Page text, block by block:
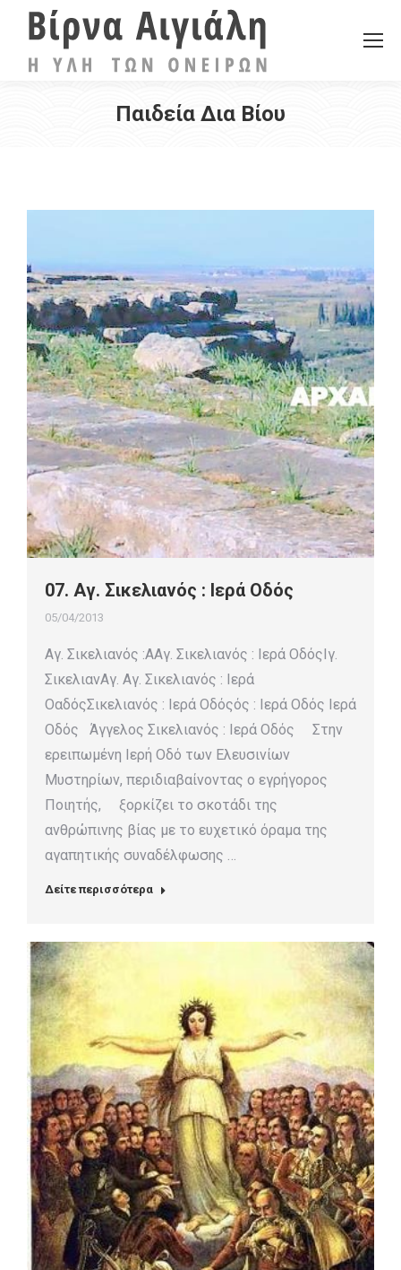
Παιδεία Δια Βίου
07. Αγ. Σικελιανός : Ιερά Οδός
05/04/2013
Αγ. Σικελιανός :ΑΑγ. Σικελιανός : Ιερά ΟδόςΙγ.
ΣικελιανΑγ. Αγ. Σικελιανός : Ιερά
ΟαδόςΣικελιανός : Ιερά Οδόςός : Ιερά Οδός Ιερά
Οδός Άγγελος Σικελιανός : Ιερά Οδός Στην
ερειπωμένη Ιερή Οδό των Ελευσινίων
Μυστηρίων, περιδιαβαίνοντας ο εγρήγορος
Ποιητής, ξορκίζει το σκοτάδι της
ανθρώπινης βίας με το ευχετικό όραμα της
αγαπητικής συναδέλφωσης …
Δείτε περισσότερα